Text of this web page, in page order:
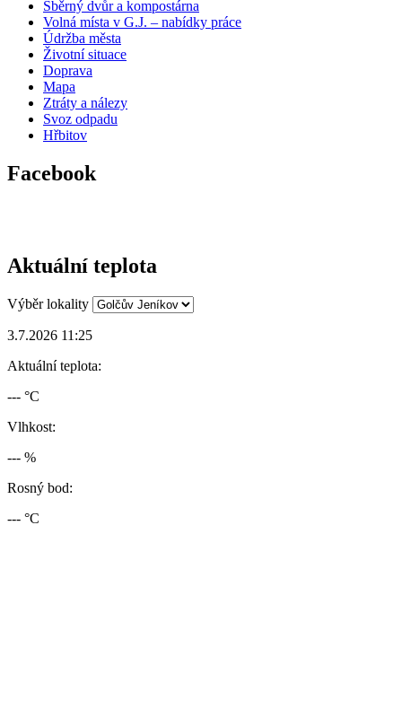
Sběrný dvůr a kompostárna
Volná místa v G.J. – nabídky práce
Údržba města
Životní situace
Doprava
Mapa
Ztráty a nálezy
Svoz odpadu
Hřbitov
Facebook
Aktuální teplota
Výběr lokality
3.7.2026 11:25
Aktuální teplota:
--- °C
Vlhkost:
--- %
Rosný bod:
--- °C